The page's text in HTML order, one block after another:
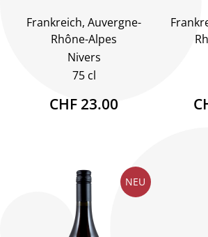
Frankreich, Auvergne-
Rhône-Alpes
Nivers
75 cl
CHF 23.00
NEU